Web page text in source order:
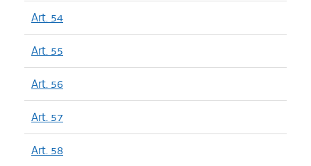
Art. 54
Art. 55
Art. 56
Art. 57
Art. 58